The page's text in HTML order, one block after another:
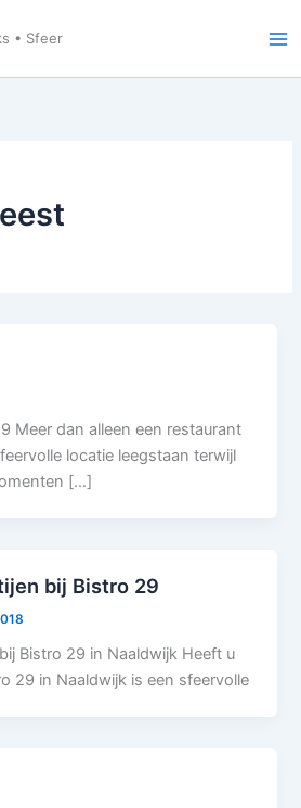
• Sfeer
Meer dan alleen een restaurant
locatie leegstaan terwijl
[…]
bij Bistro 29
Bistro 29 in Naaldwijk Heeft u
29 in Naaldwijk is een sfeervolle